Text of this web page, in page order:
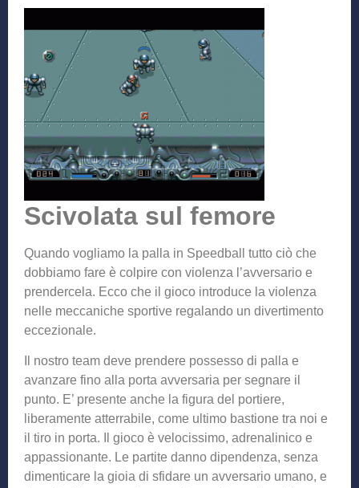
Scivolata sul femore
Quando vogliamo la palla in Speedball tutto ciò che
dobbiamo fare è colpire con violenza l’avversario e
prendercela. Ecco che il gioco introduce la violenza
nelle meccaniche sportive regalando un divertimento
eccezionale.
Il nostro team deve prendere possesso di palla e
avanzare fino alla porta avversaria per segnare il
punto. E’ presente anche la figura del portiere,
liberamente atterrabile, come ultimo bastione tra noi e
il tiro in porta. Il gioco è velocissimo, adrenalinico e
appassionante. Le partite danno dipendenza, senza
dimenticare la gioia di sfidare un avversario umano, e